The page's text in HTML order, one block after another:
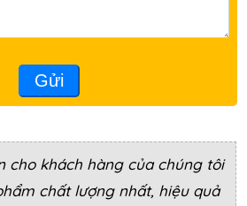
Gửi
cho khách hàng của chúng tôi
chất lượng nhất, hiệu quả